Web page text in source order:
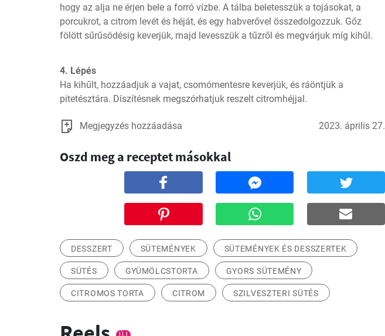
hogy az alja ne érjen bele a forró vízbe. A tálba beletesszük a tojásokat, a
porcukrot, a citrom levét és héját, és egy habverővel összedolgozzuk. Gőz
fölött sűrűsödésig keverjük, majd levesszük a tűzről és megvárjuk míg kihűl.
4. Lépés
Ha kihűlt, hozzáadjuk a vajat, csomómentesre keverjük, és ráöntjük a
pitetésztára. Díszítésnek megszórhatjuk reszelt citromhéjjal.
Megjegyzés hozzáadása 2023. április 27.
Oszd meg a receptet másokkal
DESSZERT SÜTEMÉNYEK SÜTEMÉNYEK ÉS DESSZERTEK
SÜTÉS GYÜMÖLCSTORTA GYORS SÜTEMÉNY
CITROMOS TORTA CITROM SZILVESZTERI SÜTÉS